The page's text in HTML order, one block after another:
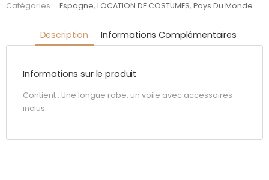
Catégories :
Espagne,LOCATION DE COSTUMES,Pays Du Monde
Description Informations Complémentaires
Informations sur le produit
Contient : Une longue robe, un voile avec accessoires
inclus